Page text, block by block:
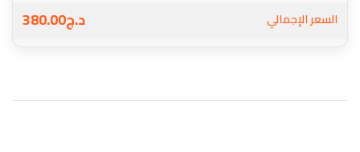
السعر الإجمالي د.ج380.00